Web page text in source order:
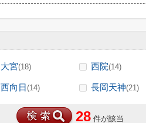
大宮(18) 西院(14)
西向日(14) 長岡天神(21)
28 件が該当